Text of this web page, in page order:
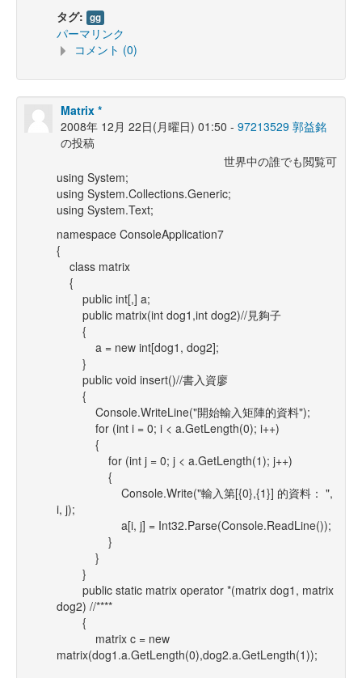
タグ: gg
パーマリンク
コメント (0)
Matrix *
2008年 12月 22日(月曜日) 01:50 - 97213529 郭益銘
の投稿
世界中の誰でも閲覧可
using System;
using System.Collections.Generic;
using System.Text;
namespace ConsoleApplication7
{
class matrix
{
public int[,] a;
public matrix(int dog1,int dog2)//見夠子
{
a = new int[dog1, dog2];
}
public void insert()//書入資廖
{
Console.WriteLine("開始輸入矩陣的資料");
for (int i = 0; i < a.GetLength(0); i++)
{
for (int j = 0; j < a.GetLength(1); j++)
{
Console.Write("輸入第[{0},{1}] 的資料： ",
i, j);
a[i, j] = Int32.Parse(Console.ReadLine());
}
}
}
public static matrix operator *(matrix dog1, matrix
dog2) //****
{
matrix c = new
matrix(dog1.a.GetLength(0),dog2.a.GetLength(1));